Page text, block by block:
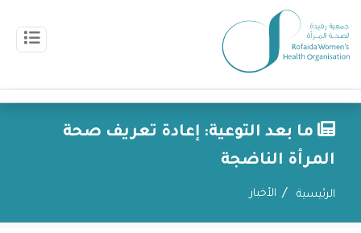
ما بعد التوعية: إعادة تعريف صحة
المرأة الناضجة
الرئيسية الأخبار